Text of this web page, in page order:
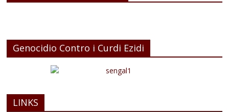
Genocidio Contro i Curdi Ezidi
LINKS